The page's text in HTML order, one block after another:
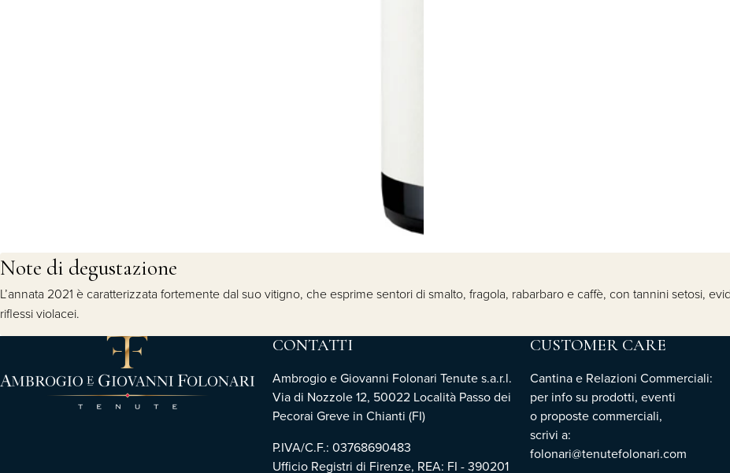
Note di degustazione
L’annata 2021 è caratterizzata fortemente dal suo vitigno, che esprime sentori di smalto, fragola, rabarbaro e caffè, con tannini setosi,
riflessi violacei.
CONTATTI
Ambrogio e Giovanni Folonari Tenute s.a.r.l.
Via di Nozzole 12, 50022 Località Passo dei
Pecorai Greve in Chianti (FI)
P.IVA/C.F.: 03768690483
Ufficio Registri di Firenze, REA: FI - 390201
CUSTOMER CARE
Cantina e Relazioni Commerciali:
per info su prodotti, eventi
o proposte commerciali,
scrivi a:
folonari@tenutefolonari.com